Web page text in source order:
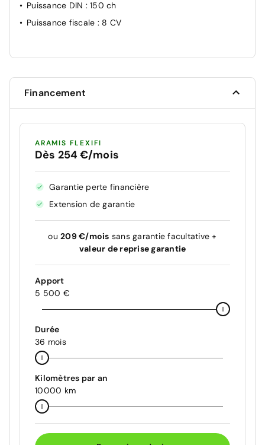
Puissance DIN : 150 ch
Puissance fiscale : 8 CV
Financement
ARAMIS FLEXIFI
Dès 254 €/mois
Garantie perte financière
Extension de garantie
ou209 €/mois sans garantie facultative +
valeur de reprise garantie
Apport
5 500 €
Durée
36 mois
Kilomètres par an
10000 km